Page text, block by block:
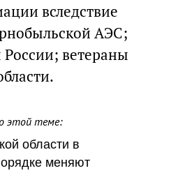
вследствие
АЭС;
ветераны
этой теме:
области в
меняют